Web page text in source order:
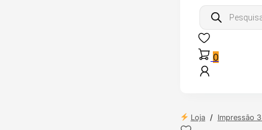
Products
search
0
Loja / Impressão